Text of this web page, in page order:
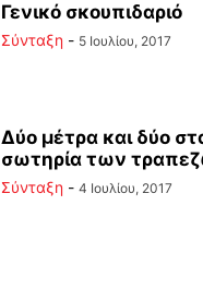
Γενικό σκουπιδαριό
Σύνταξη - 5 Ιουλίου, 2017
Δύο μέτρα και δύο
σωτηρία των
Σύνταξη - 4 Ιουλίου, 2017